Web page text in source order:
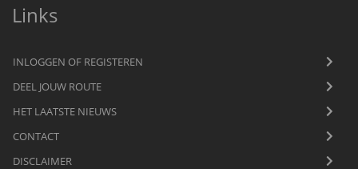
Links
INLOGGEN OF REGISTEREN
DEEL JOUW ROUTE
HET LAATSTE NIEUWS
CONTACT
DISCLAIMER